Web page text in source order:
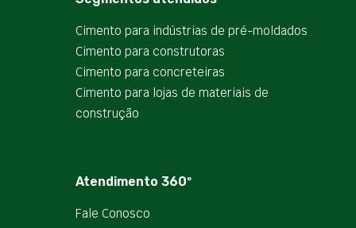
Cimento para indústrias de pré-moldados
Cimento para construtoras
Cimento para concreteiras
Cimento para lojas de materiais de
construção
Atendimento 360º
Fale Conosco